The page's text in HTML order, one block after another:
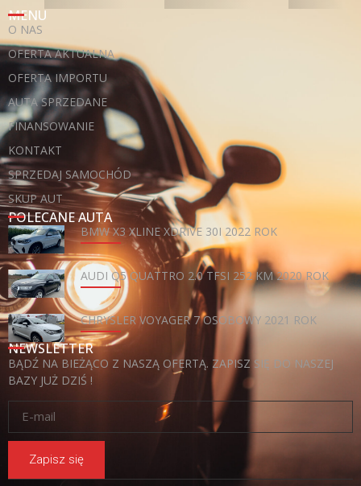
MENU
O NAS
OFERTA AKTUALNA
OFERTA IMPORTU
AUTA SPRZEDANE
FINANSOWANIE
KONTAKT
SPRZEDAJ SAMOCHÓD
SKUP AUT
POLECANE AUTA
BMW X3 XLINE XDRIVE 30I 2022 ROK
AUDI Q5 QUATTRO 2.0 TFSI 252 KM 2020 ROK
CHRYSLER VOYAGER 7 OSOBOWY 2021 ROK
NEWSLETTER
BĄDŹ NA BIEŻĄCO Z NASZĄ OFERTĄ. ZAPISZ SIĘ DO NASZEJ
BAZY JUŻ DZIŚ !
Zapisz się